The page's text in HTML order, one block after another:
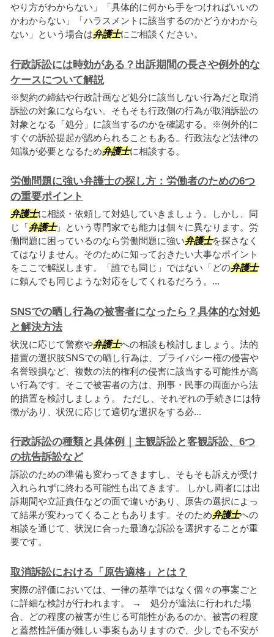
やり方がわからない」「具体的に何から手をつければいいの
かわからない」「ハラスメントに該当するのかどうかわから
ない」という場合は弁護士にご相談ください。
行政訴訟には時効がある？出訴期間の長さや例外的な
ケースについて解説
※契約の締結や行政計画など処分に該当しない行為だと取消
訴訟の対象にならない。そもそも行政側の行為が取消訴訟の
対象となる「処分」に該当するのかを確認する。※例外的に
すぐの訴訟提起が認められることもある。行政法など法律の
知識が必要となるため弁護士に相談する。
労働問題に強い弁護士の探し方：労働者のための6つ
の重要ポイント
弁護士に相談・依頼して対処していきましょう。しかし、同
じ「弁護士」という専門家でも能力は個々に異なります。労
働問題に困っているのなら労働問題に強い弁護士を探さなく
てはなりません。そのために知っておきたい大事なポイント
をここで解説します。「誰でも同じ」ではない「どの弁護士
に頼んでも同じような対応をしてくれるだろう。...
SNSでの晒し行為の被害者になったら？具体的な対処
と解決方法
状況に応じて警察や弁護士への相談も検討しましょう。法的
措置の選択肢SNSでの晒し行為は、プライバシー権の侵害や
名誉毀損など、複数の法的権利の侵害に該当する可能性が高
い行為です。そこで被害者の方は、刑事・民事の両面から法
的措置を検討しましょう。 ただし、それぞれの手続きには特
徴があり、状況に応じて適切な選択をする必...
行政訴訟の種類と具体例｜主観訴訟と客観訴訟、6つ
の抗告訴訟など
訴訟のための準備も変わってきますし、そもそも訴えが受け
入れられずに終わる可能性も出てきます。 しかし両者には出
訴期間や立証責任などの面で違いがあり、原告の選択によっ
て結果が変わってくることもあります。そのため弁護士への
相談を通じて、状況に合った最適な訴訟を選択することが重
要です。
取消訴訟における「原告適格」とは？
実際の評価においては、一律の基準ではなく個々の事案ごと
に詳細な検討が行われます。 → 処分が違法に行われた場
合、どの程度の被害が生じる可能性があるのか。被害の程度
と蓋然性評価が難しい事案もありますので、少しでも不安が